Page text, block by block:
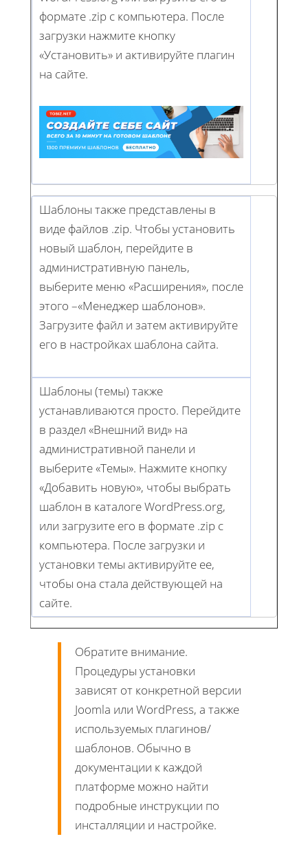
формате .zip с компьютера. После
загрузки нажмите кнопку
«Установить» и активируйте плагин
на сайте.
Шаблоны также представлены в
виде файлов .zip. Чтобы установить
новый шаблон, перейдите в
административную панель,
выберите меню «Расширения», после
этого –«Менеджер шаблонов».
Загрузите файл и затем активируйте
его в настройках шаблона сайта.
Шаблоны (темы) также
устанавливаются просто. Перейдите
в раздел «Внешний вид» на
административной панели и
выберите «Темы». Нажмите кнопку
«Добавить новую», чтобы выбрать
шаблон в каталоге WordPress.org,
или загрузите его в формате .zip с
компьютера. После загрузки и
установки темы активируйте ее,
чтобы она стала действующей на
сайте.
Обратите внимание.
Процедуры установки
зависят от конкретной версии
Joomla или WordPress, а также
используемых плагинов/
шаблонов. Обычно в
документации к каждой
платформе можно найти
подробные инструкции по
инсталляции и настройке.